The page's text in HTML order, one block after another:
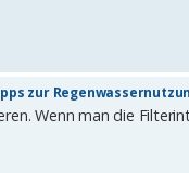
zur
Wenn man die